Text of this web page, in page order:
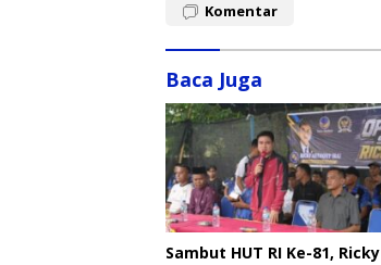
Komentar
Baca Juga
Sambut HUT RI Ke-81, Ricky